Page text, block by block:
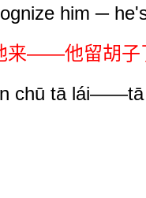
him ─
来——他留胡子
chū tā lái——tā